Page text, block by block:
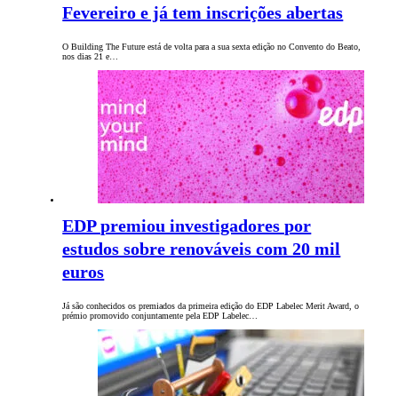
Fevereiro e já tem inscrições abertas
O Building The Future está de volta para a sua sexta edição no Convento do Beato,
nos dias 21 e…
EDP premiou investigadores por
estudos sobre renováveis com 20 mil
euros
Já são conhecidos os premiados da primeira edição do EDP Labelec Merit Award, o
prémio promovido conjuntamente pela EDP Labelec…